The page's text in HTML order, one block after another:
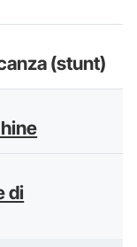
(stunt)
di